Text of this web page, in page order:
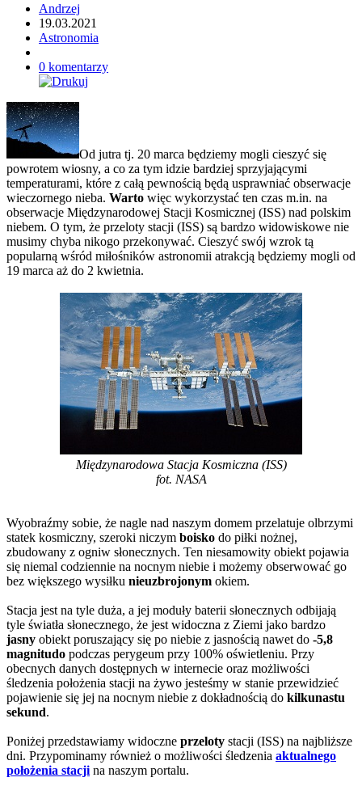
Andrzej
19.03.2021
Astronomia
0 komentarzy
Od jutra tj. 20 marca będziemy mogli cieszyć się
powrotem wiosny, a co za tym idzie bardziej sprzyjającymi
temperaturami, które z całą pewnością będą usprawniać obserwacje
wieczornego nieba. Warto więc wykorzystać ten czas m.in. na
obserwacje Międzynarodowej Stacji Kosmicznej (ISS) nad polskim
niebem. O tym, że przeloty stacji (ISS) są bardzo widowiskowe nie
musimy chyba nikogo przekonywać. Cieszyć swój wzrok tą
popularną wśród miłośników astronomii atrakcją będziemy mogli od
19 marca aż do 2 kwietnia.
Międzynarodowa Stacja Kosmiczna (ISS)
fot. NASA
Wyobraźmy sobie, że nagle nad naszym domem przelatuje olbrzymi
statek kosmiczny, szeroki niczym boisko do piłki nożnej,
zbudowany z ogniw słonecznych. Ten niesamowity obiekt pojawia
się niemal codziennie na nocnym niebie i możemy obserwować go
bez większego wysiłku nieuzbrojonym okiem.
Stacja jest na tyle duża, a jej moduły baterii słonecznych odbijają
tyle światła słonecznego, że jest widoczna z Ziemi jako bardzo
jasny obiekt poruszający się po niebie z jasnością nawet do -5,8
magnitudo podczas perygeum przy 100% oświetleniu. Przy
obecnych danych dostępnych w internecie oraz możliwości
śledzenia położenia stacji na żywo jesteśmy w stanie przewidzieć
pojawienie się jej na nocnym niebie z dokładnością do kilkunastu
sekund.
Poniżej przedstawiamy widoczne przeloty stacji (ISS) na najbliższe
dni. Przypominamy również o możliwości śledzenia aktualnego
położenia stacji na naszym portalu.